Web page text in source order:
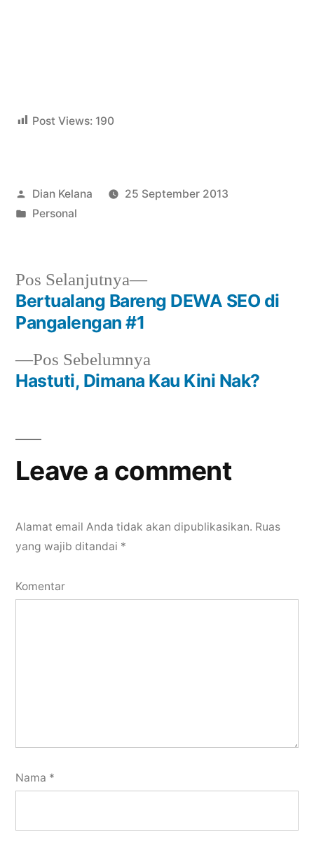
Post Views: 190
Posted
by
Dian Kelana
25 September 2013
Posted
Personal
Navigasi
posPos SebelumnyaPrevious
post:
Hastuti, Dimana Kau Kini Nak?
Pos Selanjutnya
Next
post:
Bertualang Bareng DEWA SEO di
Pangalengan #1
Leave a comment
Alamat email Anda tidak akan dipublikasikan. Ruas
yang wajib ditandai *
Komentar
Nama *